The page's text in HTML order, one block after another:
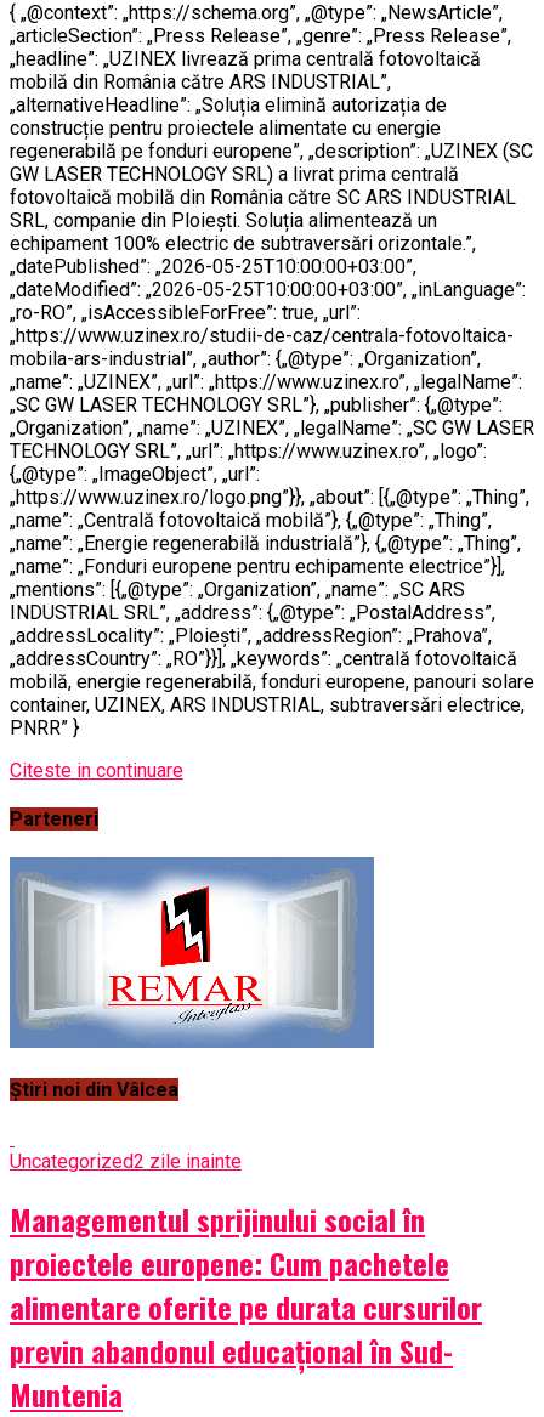
{ „@context”: „https://schema.org”, „@type”: „NewsArticle”,
„articleSection”: „Press Release”, „genre”: „Press Release”,
„headline”: „UZINEX livrează prima centrală fotovoltaică
mobilă din România către ARS INDUSTRIAL”,
„alternativeHeadline”: „Soluția elimină autorizația de
construcție pentru proiectele alimentate cu energie
regenerabilă pe fonduri europene”, „description”: „UZINEX (SC
GW LASER TECHNOLOGY SRL) a livrat prima centrală
fotovoltaică mobilă din România către SC ARS INDUSTRIAL
SRL, companie din Ploiești. Soluția alimentează un
echipament 100% electric de subtraversări orizontale.”,
„datePublished”: „2026-05-25T10:00:00+03:00”,
„dateModified”: „2026-05-25T10:00:00+03:00”, „inLanguage”:
„ro-RO”, „isAccessibleForFree”: true, „url”:
„https://www.uzinex.ro/studii-de-caz/centrala-fotovoltaica-
mobila-ars-industrial”, „author”: {„@type”: „Organization”,
„name”: „UZINEX”, „url”: „https://www.uzinex.ro”, „legalName”:
„SC GW LASER TECHNOLOGY SRL”}, „publisher”: {„@type”:
„Organization”, „name”: „UZINEX”, „legalName”: „SC GW LASER
TECHNOLOGY SRL”, „url”: „https://www.uzinex.ro”, „logo”:
{„@type”: „ImageObject”, „url”:
„https://www.uzinex.ro/logo.png”}}, „about”: [{„@type”: „Thing”,
„name”: „Centrală fotovoltaică mobilă”}, {„@type”: „Thing”,
„name”: „Energie regenerabilă industrială”}, {„@type”: „Thing”,
„name”: „Fonduri europene pentru echipamente electrice”}],
„mentions”: [{„@type”: „Organization”, „name”: „SC ARS
INDUSTRIAL SRL”, „address”: {„@type”: „PostalAddress”,
„addressLocality”: „Ploiești”, „addressRegion”: „Prahova”,
„addressCountry”: „RO”}}], „keywords”: „centrală fotovoltaică
mobilă, energie regenerabilă, fonduri europene, panouri solare
container, UZINEX, ARS INDUSTRIAL, subtraversări electrice,
PNRR” }
Citeste in continuare
Parteneri
Știri noi din Vâlcea
Uncategorized2 zile inainte
Managementul sprijinului social în
proiectele europene: Cum pachetele
alimentare oferite pe durata cursurilor
previn abandonul educațional în Sud-
Muntenia